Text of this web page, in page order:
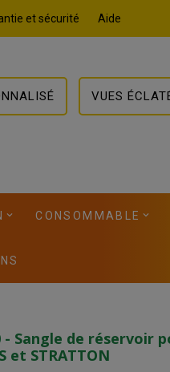
et sécurité Aide
VUES
CONSOMMABLE
- Sangle de réservoir
et STRATTON